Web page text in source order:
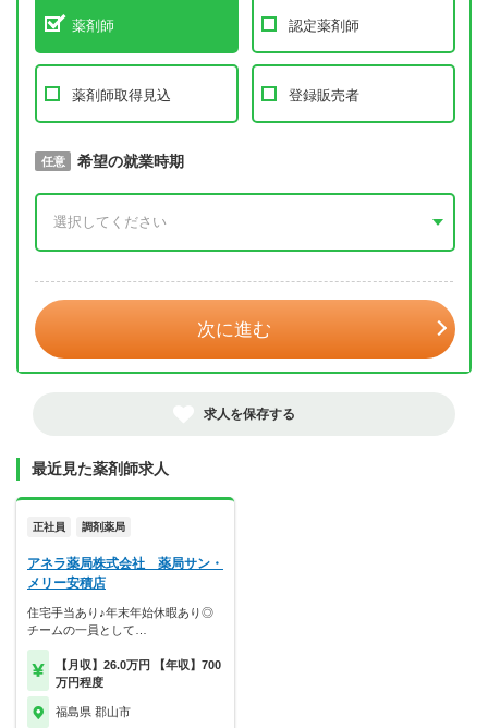
薬剤師 認定薬剤師
薬剤師取得見込 登録販売者
必須 取得予定年
任意 希望の就業時期
次に進む
求人を保存する
最近見た薬剤師求人
正社員 調剤薬局
アネラ薬局株式会社 薬局サン・
メリー安積店
住宅手当あり♪年末年始休暇あり◎
チームの一員として…
【月収】26.0万円 【年収】700
万円程度
福島県 郡山市